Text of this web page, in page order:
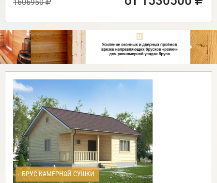
1606950
БРУС КАМЕРНОЙ СУШКИ